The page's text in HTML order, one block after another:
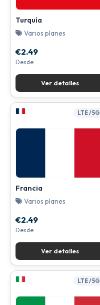
Turquía
Varios planes
€2.49
Desde
Ver detalles
LTE / 5G
Francia
Varios planes
€2.49
Desde
Ver detalles
LTE / 5G